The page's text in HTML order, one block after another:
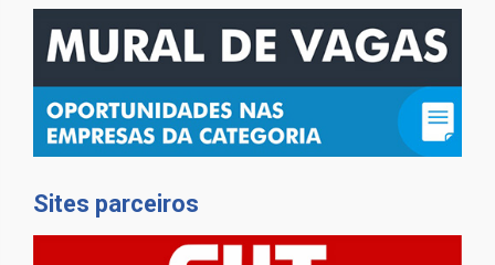
Sites parceiros